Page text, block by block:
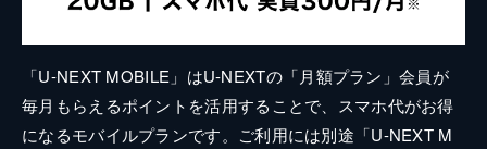
「U-NEXT MOBILE」はU-NEXTの「月額プラン」会員が
毎月もらえるポイントを活用することで、スマホ代がお得
になるモバイルプランです。ご利用には別途「U-NEXT M